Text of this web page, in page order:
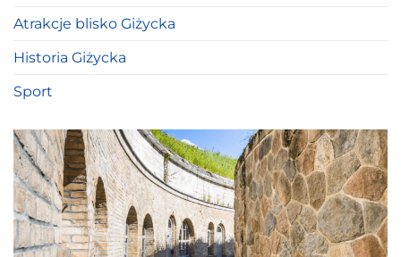
Atrakcje blisko Giżycka
Historia Giżycka
Sport